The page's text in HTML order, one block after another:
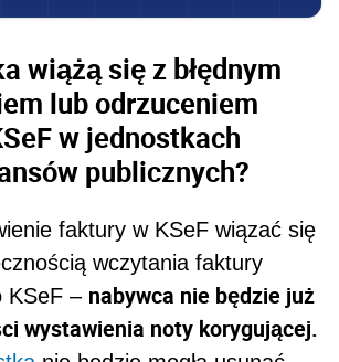
wiążą się z błędnym
lub odrzuceniem
w jednostkach
publicznych?
faktury w KSeF wiązać się
wczytania faktury
KSeF – nabywca nie będzie już
wystawienia noty korygującej.